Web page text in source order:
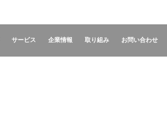
サービス 企業情報 取り組み お問い合わせ